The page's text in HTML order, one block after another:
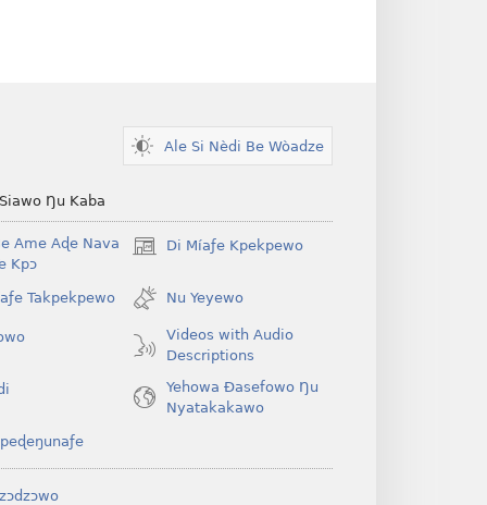
Ale Si Nèdi Be Wòadze
Ŋu Kaba
Ame Aɖe Nava
Kpɔ
Di Míaƒe Kpekpewo
(opens
window)
Takpekpewo Nu Yeyewo
Videos with Audio
Descriptions
Yehowa Ðasefowo Ŋu
Nyatakakawo